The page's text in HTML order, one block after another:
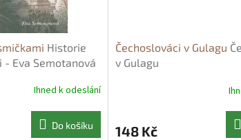
Historie
- Eva Semotanová
Ihned k odeslání
Do košíku
Čechoslováci v Gulagu
v Gulagu
148 Kč